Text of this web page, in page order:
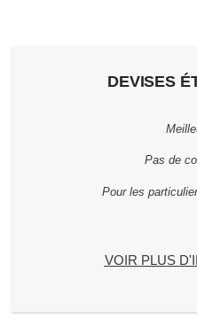
DEVISES
Pas de
Pour les
VOIR PLUS